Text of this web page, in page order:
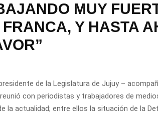
MUY
Y HASTA
de la Legislatura de Jujuy –
con periodistas y trabajadores de
la actualidad; entre ellos la situación de la